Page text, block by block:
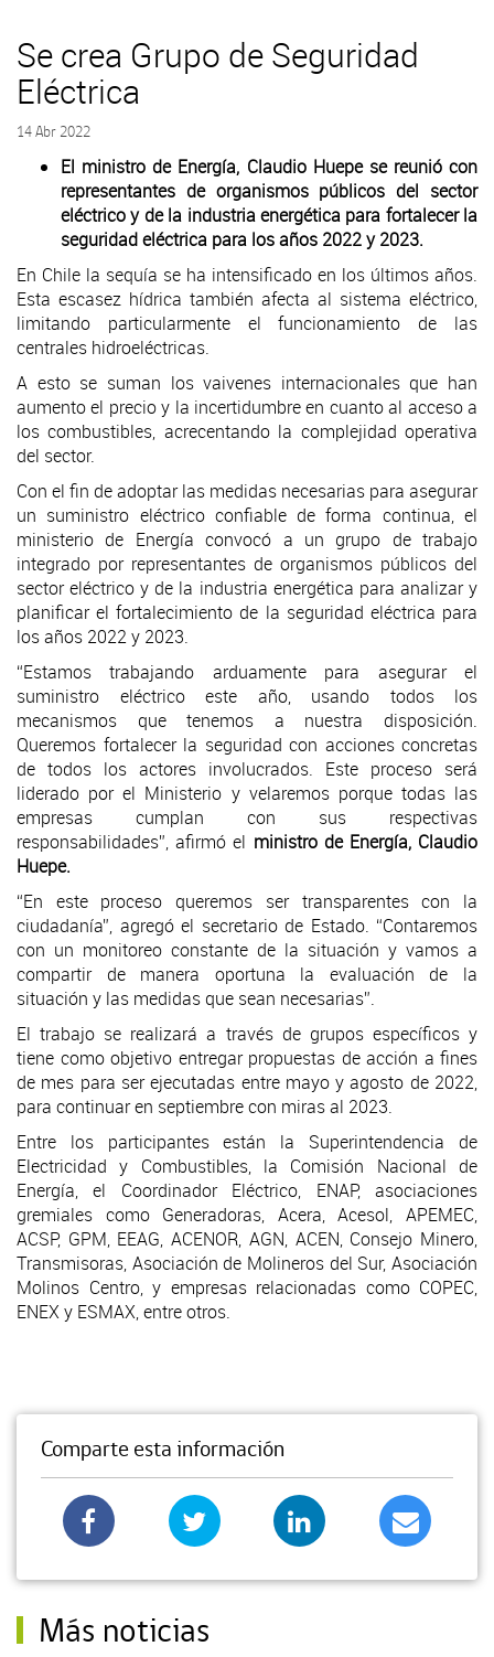
Se crea Grupo de Seguridad
Eléctrica
14 Abr 2022
El ministro de Energía, Claudio Huepe se reunió con
representantes de organismos públicos del sector
eléctrico y de la industria energética para fortalecer la
seguridad eléctrica para los años 2022 y 2023.
En Chile la sequía se ha intensificado en los últimos años.
Esta escasez hídrica también afecta al sistema eléctrico,
limitando particularmente el funcionamiento de las
centrales hidroeléctricas.
A esto se suman los vaivenes internacionales que han
aumento el precio y la incertidumbre en cuanto al acceso a
los combustibles, acrecentando la complejidad operativa
del sector.
Con el fin de adoptar las medidas necesarias para asegurar
un suministro eléctrico confiable de forma continua, el
ministerio de Energía convocó a un grupo de trabajo
integrado por representantes de organismos públicos del
sector eléctrico y de la industria energética para analizar y
planificar el fortalecimiento de la seguridad eléctrica para
los años 2022 y 2023.
“Estamos trabajando arduamente para asegurar el
suministro eléctrico este año, usando todos los
mecanismos que tenemos a nuestra disposición.
Queremos fortalecer la seguridad con acciones concretas
de todos los actores involucrados. Este proceso será
liderado por el Ministerio y velaremos porque todas las
empresas cumplan con sus respectivas
responsabilidades”, afirmó el ministro de Energía, Claudio
Huepe.
“En este proceso queremos ser transparentes con la
ciudadanía”, agregó el secretario de Estado. “Contaremos
con un monitoreo constante de la situación y vamos a
compartir de manera oportuna la evaluación de la
situación y las medidas que sean necesarias”.
El trabajo se realizará a través de grupos específicos y
tiene como objetivo entregar propuestas de acción a fines
de mes para ser ejecutadas entre mayo y agosto de 2022,
para continuar en septiembre con miras al 2023.
Entre los participantes están la Superintendencia de
Electricidad y Combustibles, la Comisión Nacional de
Energía, el Coordinador Eléctrico, ENAP, asociaciones
gremiales como Generadoras, Acera, Acesol, APEMEC,
ACSP, GPM, EEAG, ACENOR, AGN, ACEN, Consejo Minero,
Transmisoras, Asociación de Molineros del Sur, Asociación
Molinos Centro, y empresas relacionadas como COPEC,
ENEX y ESMAX, entre otros.
Comparte esta información
Más noticias